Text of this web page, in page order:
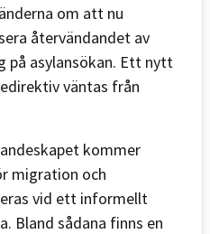
om att nu
återvändandet av
på asylansökan. Ett nytt
väntas från
kommer
migration och
vid ett informellt
Bland sådana finns en